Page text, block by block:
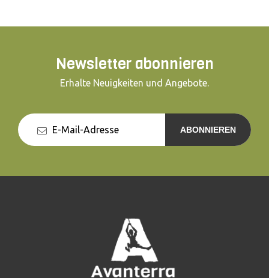
Newsletter abonnieren
Erhalte Neuigkeiten und Angebote.
ABONNIEREN